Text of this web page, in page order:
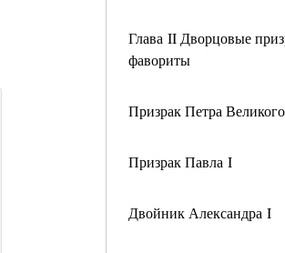
Глава II Дворцовые
фавориты
Призрак Петра Великого
Призрак Павла I
Двойник Александра I